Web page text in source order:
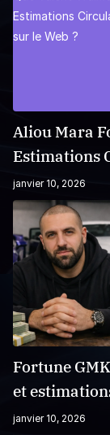
Aliou Mara
Estimations
janvier 10, 2026
Fortune
et
janvier 10, 2026